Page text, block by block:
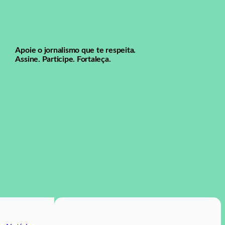
Apoie o jornalismo que te respeita.
Assine. Participe. Fortaleça.